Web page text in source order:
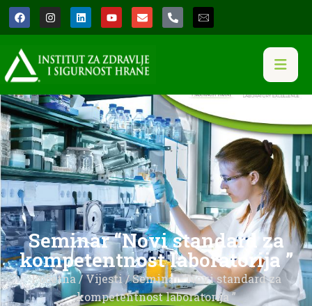
Seminar “Novi standard za
kompetentnost laboratorija ”
Početna /Vijesti / Seminar “Novi standard za
kompetentnost laboratorija ”